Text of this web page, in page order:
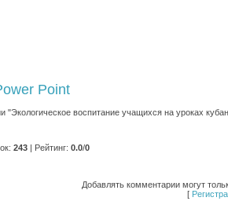
Point
"Экологическое воспитание учащихся на уроках
: 243 | Рейтинг: 0.0/0
Добавлять комментарии могут
[